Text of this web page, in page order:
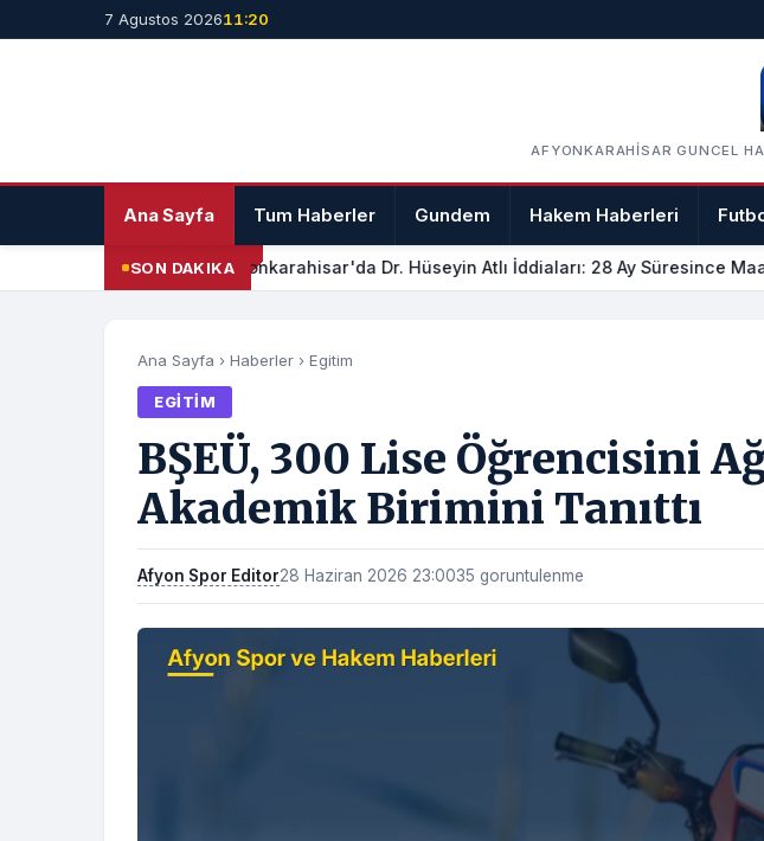
7 Agustos 202611:20
AFYONKARAHISAR GUNCEL
Ana Sayfa Tum Haberler Gundem Hakem Haberleri
SON DAKIKAAfyonkarahisar'da Dr. Hüseyin Atlı İddiaları: 28 Ay Süresince Maaş
Ana Sayfa › Haberler › Egitim
EGITIM
BŞEÜ, 300 Lise Öğrencisini
Akademik Birimini Tanıttı
Afyon Spor Editor28 Haziran 2026 23:0035 goruntulenme